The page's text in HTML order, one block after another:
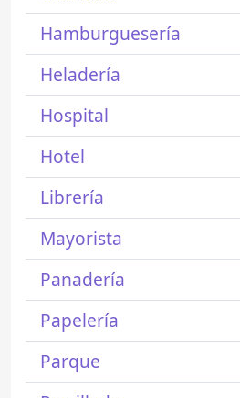
Hamburguesería
Heladería
Hospital
Hotel
Librería
Mayorista
Panadería
Papelería
Parque